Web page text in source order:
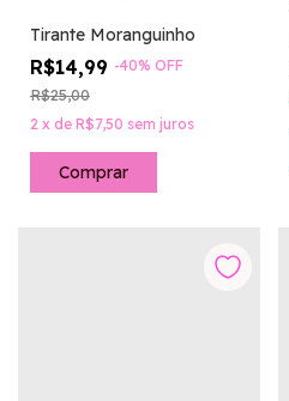
Tirante Moranguinho
R$14,99 -40% OFF
R$25,00
2 x de R$7,50 sem juros